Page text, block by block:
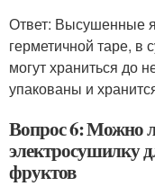
Ответ: Высушенные
герметичной таре, в
могут храниться до
упакованы и
Вопрос 6: Можно
электросушилку
фруктов